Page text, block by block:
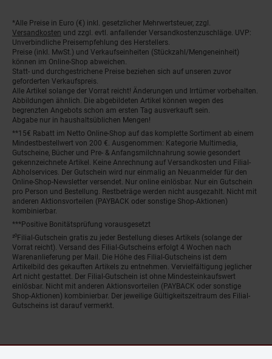
Fußnoten
*Alle Preise in Euro (€) inkl. gesetzlicher Mehrwertsteuer, zzgl.
Versandkosten und zzgl. evtl. anfallender Versandkostenzuschläge. UVP:
Unverbindliche Preisempfehlung des Herstellers.
Preise (inkl. MwSt.) und Verkaufseinheiten (Stückzahl/Mengeneinheit)
können im Online-Shop abweichen.
Statt- und durchgestrichene Preise beziehen sich auf unseren zuvor
geforderten Verkaufspreis.
Alle Artikel solange der Vorrat reicht! Änderungen und Irrtümer vorbehalten.
Abbildungen ähnlich. Die abgebildeten Artikel können wegen des
begrenzten Angebots schon am ersten Tag ausverkauft sein.
Abgabe nur in haushaltsüblichen Mengen!
**15€ Rabatt im Netto Online-Shop auf das komplette Sortiment ab einem
Mindestbestellwert von 200 €. Ausgenommen: Kategorie Multimedia,
Gutscheine, Bücher und Pre- & Anfangsmilchnahrung sowie gesondert
gekennzeichnete Artikel. Keine Anrechnung auf Versandkosten und Filial-
Abholservices. Der Gutschein wird nur einmalig an Neuanmelder für den
Online-Shop-Newsletter versendet. Nur online einlösbar. Nur ein Gutschein
pro Person und Bestellung. Restbeträge werden nicht ausgezahlt. Nicht mit
anderen Aktionsvorteilen (PAYBACK oder sonstige Shop-Aktionen)
kombinierbar.
***Positive Bonitätsprüfung vorausgesetzt
²⁰Filial-Gutschein gratis zu jeder Bestellung dieses Artikels (solange der
Vorrat reicht). Versand des Filial-Gutscheins erfolgt 4 Wochen nach
Warenanlieferung per Mail. Die Höhe des Filial-Gutscheins ist dem
Artikelbild des gekauften Artikels zu entnehmen. Vervielfältigung jeglicher
Art nicht gestattet. Der Filial-Gutschein ist ohne Mindesteinkaufswert
einlösbar. Nicht mit anderen Aktionsvorteilen (PAYBACK oder sonstige
Shop-Aktionen) kombinierbar. Der jeweilige Gültigkeitszeitraum des Filial-
Gutscheins ist darauf vermerkt.